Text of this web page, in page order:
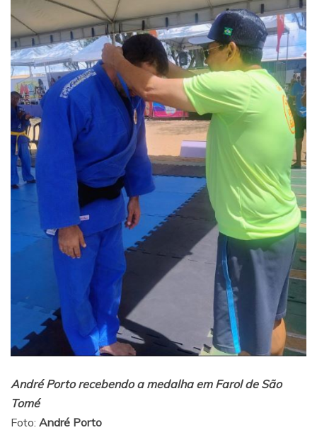
André Porto recebendo a medalha em Farol de São
Tomé
Foto: André Porto